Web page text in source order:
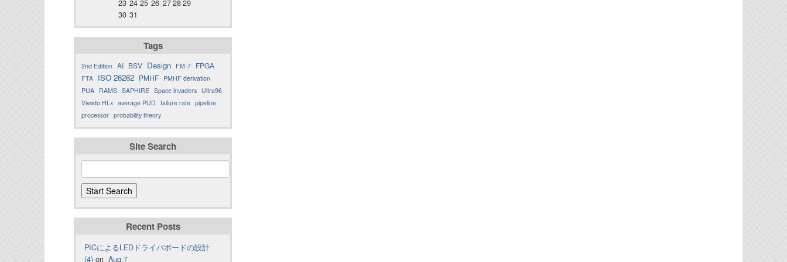
23 24 25 26 272829
30 31
Tags
2nd Edition AI BSV Design FM-7 FPGA
FTA ISO 26262 PMHF PMHF derivation
PUA RAMS SAPHIRE Space invaders Ultra96
Vivado HLx average PUD failure rate pipeline
processor probability theory
Site Search
Recent Posts
PICによるLEDドライバボードの設計
(4) on Aug 7